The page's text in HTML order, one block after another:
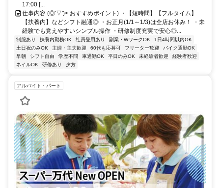
17:00 [...
仕事内容 (◎'▽')< おすすめポイント) ・【短時間】【フルタイム】
【扶養内】などシフト融通◎ ・お正月(1/1～1/3)は全店お休み！ ・未
経験でも覚えやすいシンプル操作 ・研修制度充実で安心◎...
制服あり 扶養内勤務OK 社員登用あり 副業・WワークOK
1日4時間以内OK
土日祝のみOK
主婦・主夫歓迎 60代も応募可 フリーター歓迎
バイク通勤OK
早朝
シフト自由 学歴不問 車通勤OK 平日のみOK 未経験者歓迎
経験者歓迎
ネイルOK
研修あり 夕方
アルバイト・パート